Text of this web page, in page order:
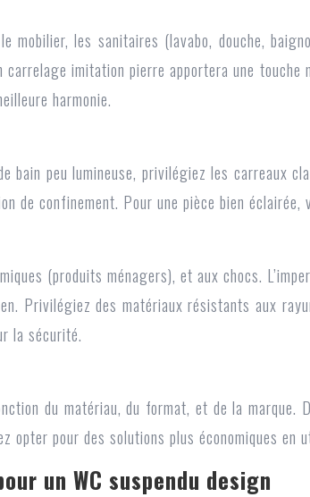
mobilier, les sanitaires (lavabo, douche,
imitation pierre apportera une
harmonie.
bain peu lumineuse, privilégiez les carreaux
de confinement. Pour une pièce bien
(produits ménagers), et aux chocs.
Privilégiez des matériaux résistants aux
la sécurité.
du matériau, du format, et de la marque.
pour des solutions plus économiques
un WC suspendu design